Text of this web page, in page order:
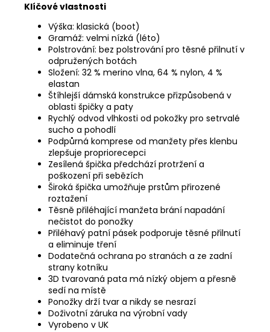
Klíčové vlastnosti
Výška: klasická (boot)
Gramáž: velmi nízká (léto)
Polstrování: bez polstrování pro těsné přilnutí v
odpružených botách
Složení: 32 % merino vlna, 64 % nylon, 4 %
elastan
Štíhlejší dámská konstrukce přizpůsobená v
oblasti špičky a paty
Rychlý odvod vlhkosti od pokožky pro setrvalé
sucho a pohodlí
Podpůrná komprese od manžety přes klenbu
zlepšuje propriorecepci
Zesílená špička předchází protržení a
poškození při sebězích
Široká špička umožňuje prstům přirozené
roztažení
Těsně přiléhající manžeta brání napadání
nečistot do ponožky
Přiléhavý patní pásek podporuje těsné přilnutí
a eliminuje tření
Dodatečná ochrana po stranách a ze zadní
strany kotníku
3D tvarovaná pata má nízký objem a přesně
sedí na místě
Ponožky drží tvar a nikdy se nesrazí
Doživotní záruka na výrobní vady
Vyrobeno v UK